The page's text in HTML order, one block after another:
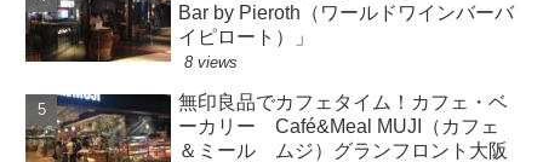
Bar by Pieroth（ワールドワインバーバ
イピロート）」
8 views
無印良品でカフェタイム！カフェ・ベ
ーカリー Café&Meal MUJI（カフェ
＆ミール ムジ）グランフロント大阪